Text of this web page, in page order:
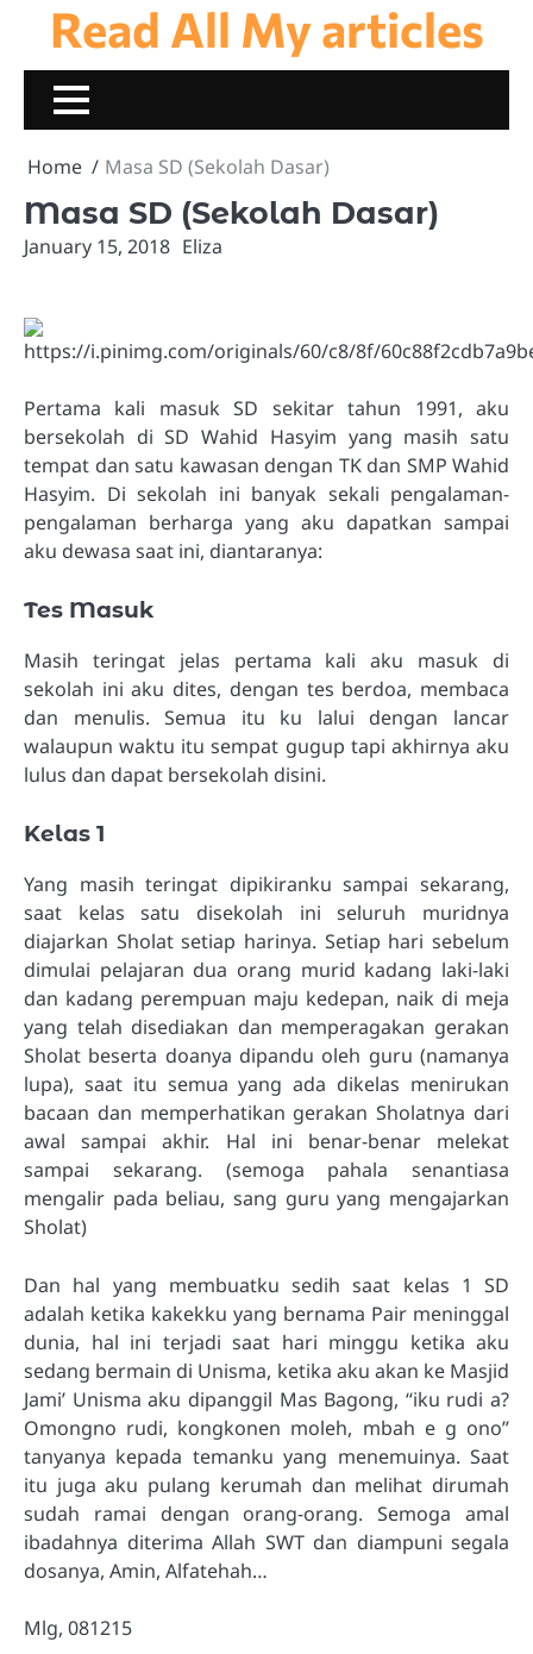
content
Read All My articles
Home Masa SD (Sekolah Dasar)
Masa SD (Sekolah Dasar)
January 15, 2018 Eliza
Pertama kali masuk SD sekitar tahun 1991, aku
bersekolah di SD Wahid Hasyim yang masih satu
tempat dan satu kawasan dengan TK dan SMP Wahid
Hasyim. Di sekolah ini banyak sekali pengalaman-
pengalaman berharga yang aku dapatkan sampai
aku dewasa saat ini, diantaranya:
Tes Masuk
Masih teringat jelas pertama kali aku masuk di
sekolah ini aku dites, dengan tes berdoa, membaca
dan menulis. Semua itu ku lalui dengan lancar
walaupun waktu itu sempat gugup tapi akhirnya aku
lulus dan dapat bersekolah disini.
Kelas 1
Yang masih teringat dipikiranku sampai sekarang,
saat kelas satu disekolah ini seluruh muridnya
diajarkan Sholat setiap harinya. Setiap hari sebelum
dimulai pelajaran dua orang murid kadang laki-laki
dan kadang perempuan maju kedepan, naik di meja
yang telah disediakan dan memperagakan gerakan
Sholat beserta doanya dipandu oleh guru (namanya
lupa), saat itu semua yang ada dikelas menirukan
bacaan dan memperhatikan gerakan Sholatnya dari
awal sampai akhir. Hal ini benar-benar melekat
sampai sekarang. (semoga pahala senantiasa
mengalir pada beliau, sang guru yang mengajarkan
Sholat)
Dan hal yang membuatku sedih saat kelas 1 SD
adalah ketika kakekku yang bernama Pair meninggal
dunia, hal ini terjadi saat hari minggu ketika aku
sedang bermain di Unisma, ketika aku akan ke Masjid
Jami’ Unisma aku dipanggil Mas Bagong, “iku rudi a?
Omongno rudi, kongkonen moleh, mbah e g ono”
tanyanya kepada temanku yang menemuinya. Saat
itu juga aku pulang kerumah dan melihat dirumah
sudah ramai dengan orang-orang. Semoga amal
ibadahnya diterima Allah SWT dan diampuni segala
dosanya, Amin, Alfatehah…
Mlg, 081215